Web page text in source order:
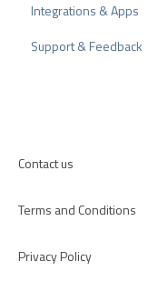
Review Tips
Internal Surveys
Recommendation
Integrations & Apps
CMS-Plugins
Support & Feedback
Contact us
Terms and Conditions
Privacy Policy